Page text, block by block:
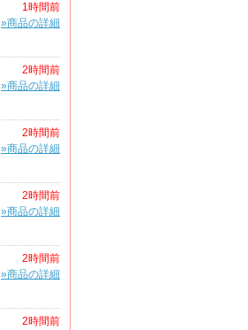
1時間前
»商品の詳細
2時間前
»商品の詳細
2時間前
»商品の詳細
2時間前
»商品の詳細
2時間前
»商品の詳細
2時間前